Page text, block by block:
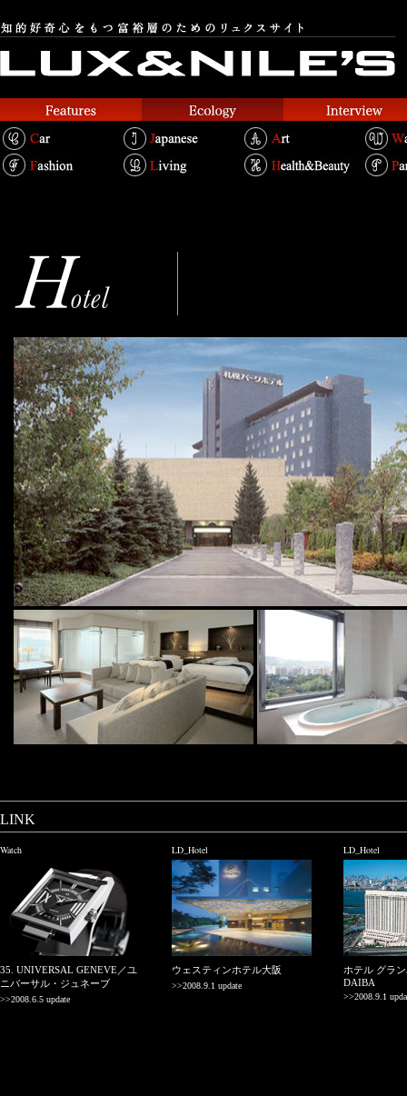
LINK
Watch
35. UNIVERSAL GENEVE／ユ
ニバーサル・ジュネーブ
>>2008.6.5 update
LD_Hotel
ウェスティンホテル大阪
>>2008.9.1 update
LD_Hotel
ホテル グラ
DAIBA
>>2008.9.1